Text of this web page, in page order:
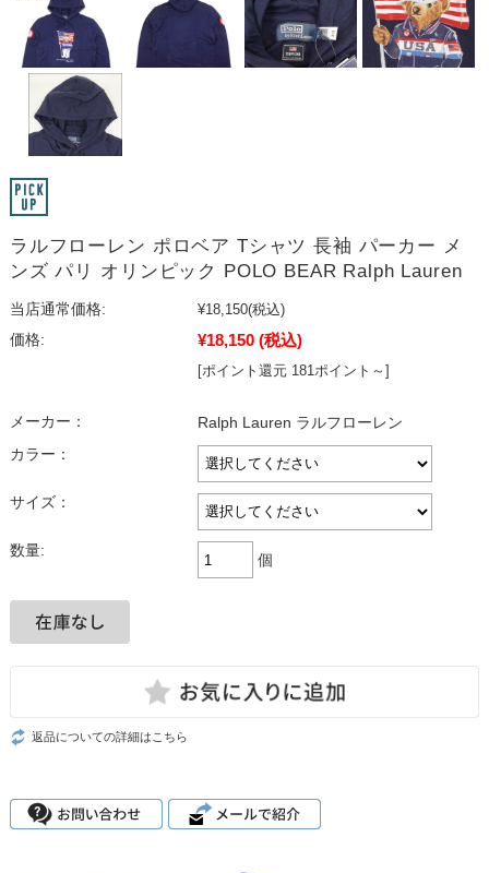
ラルフローレン ポロベア Tシャツ 長袖 パーカー メ
ンズ パリ オリンピック POLO BEAR Ralph Lauren
当店通常価格: ¥18,150(税込)
価格:
¥18,150 (税込)
[ポイント還元 181ポイント～]
メーカー：
Ralph Lauren ラルフローレン
カラー：
サイズ：
数量:
個
返品についての詳細はこちら